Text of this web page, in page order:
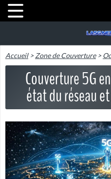
Accueil>Zone de Couverture>
Couverture 5G
état du réseau